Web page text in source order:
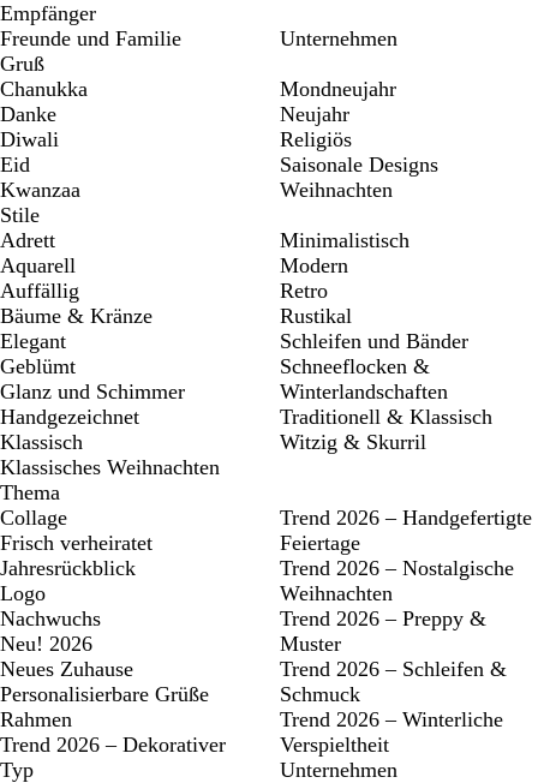
Empfänger
Freunde und Familie
Unternehmen
Gruß
Chanukka
Danke
Diwali
Eid
Kwanzaa
Mondneujahr
Neujahr
Religiös
Saisonale Designs
Weihnachten
Stile
Adrett
Aquarell
Auffällig
Bäume & Kränze
Elegant
Geblümt
Glanz und Schimmer
Handgezeichnet
Klassisch
Klassisches Weihnachten
Minimalistisch
Modern
Retro
Rustikal
Schleifen und Bänder
Schneeflocken &
Winterlandschaften
Traditionell & Klassisch
Witzig & Skurril
Thema
Collage
Frisch verheiratet
Jahresrückblick
Logo
Nachwuchs
Neu! 2026
Neues Zuhause
Personalisierbare Grüße
Rahmen
Trend 2026 – Dekorativer
Typ
Trend 2026 – Handgefertigte
Feiertage
Trend 2026 – Nostalgische
Weihnachten
Trend 2026 – Preppy &
Muster
Trend 2026 – Schleifen &
Schmuck
Trend 2026 – Winterliche
Verspieltheit
Unternehmen